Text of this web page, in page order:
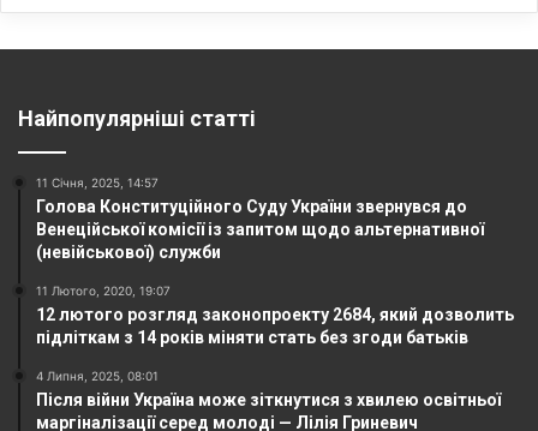
Найпопулярніші статті
11 Січня, 2025, 14:57
Голова Конституційного Суду України звернувся до
Венеційської комісії із запитом щодо альтернативної
(невійськової) служби
11 Лютого, 2020, 19:07
12 лютого розгляд законопроекту 2684, який дозволить
підліткам з 14 років міняти стать без згоди батьків
4 Липня, 2025, 08:01
Після війни Україна може зіткнутися з хвилею освітньої
маргіналізації серед молоді — Лілія Гриневич